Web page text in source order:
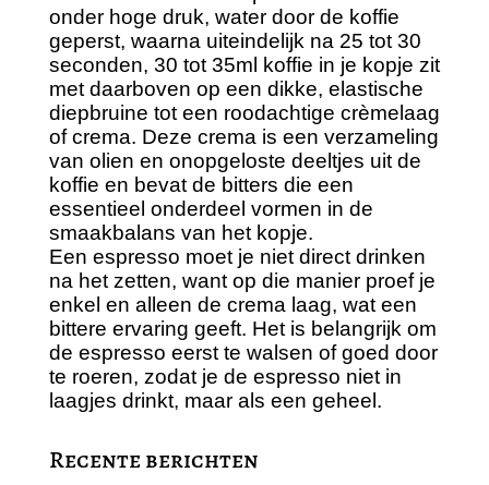
onder hoge druk, water door de koffie
geperst, waarna uiteindelijk na 25 tot 30
seconden, 30 tot 35ml koffie in je kopje zit
met daarboven op een dikke, elastische
diepbruine tot een roodachtige crèmelaag
of crema. Deze crema is een verzameling
van olien en onopgeloste deeltjes uit de
koffie en bevat de bitters die een
essentieel onderdeel vormen in de
smaakbalans van het kopje.
Een espresso moet je niet direct drinken
na het zetten, want op die manier proef je
enkel en alleen de crema laag, wat een
bittere ervaring geeft. Het is belangrijk om
de espresso eerst te walsen of goed door
te roeren, zodat je de espresso niet in
laagjes drinkt, maar als een geheel.
Recente berichten